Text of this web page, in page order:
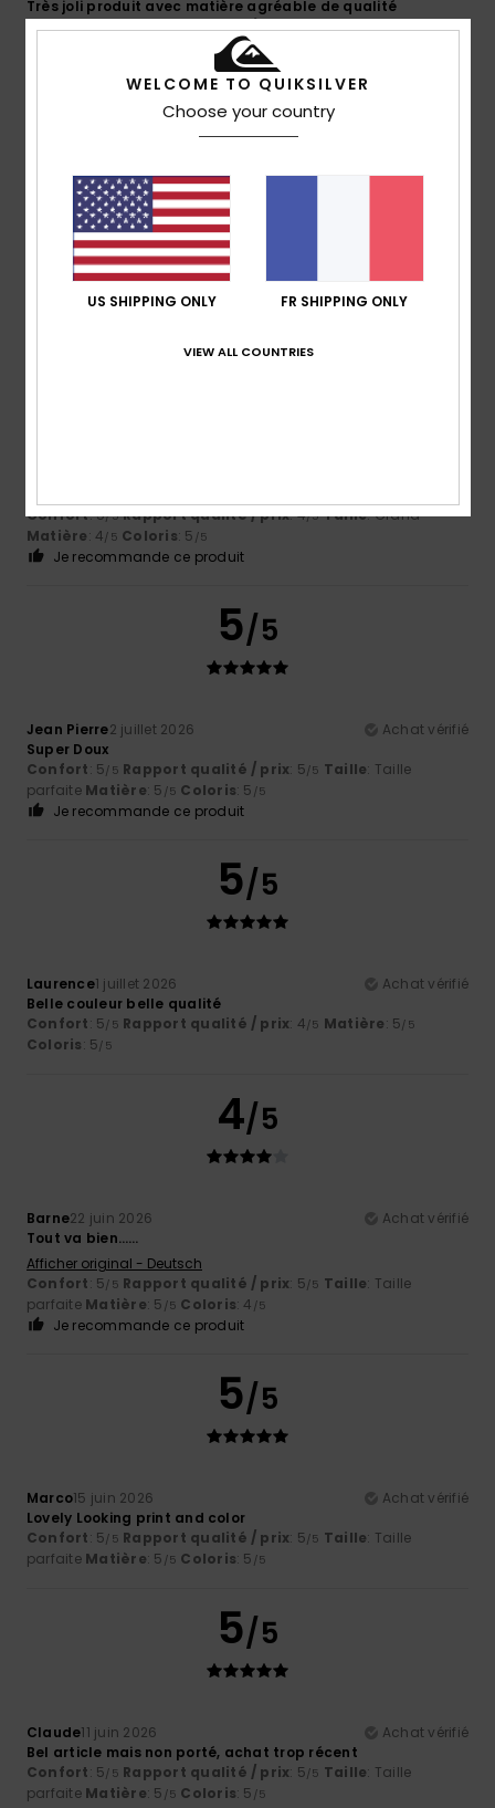
Très joli produit avec matière agréable de qualité
Confort: 5/5 Rapport qualité / prix: 4/5 Matière: 5/5
5/5
Romain6 juillet 2026
Parfait produit de qualité
Confort: 5/5 Rapport qualité / prix
parfaiteMatière: 5/5 Coloris /5
Je recommande ce produit
4
Confort: 5/5 Rapport qualité / prix: 4/5 Taille: Grand
Matière: 4/5 Coloris: 5 /5
Je recommande ce produit
5/5
Jean Pierre2 juillet 2026
Achat vérifié
Super Doux
Confort: 5/5 Rapport qualité / prix: 5/5 Taille: Taille
parfaite Matière: 5 /5 Coloris: 5 /5
Je recommande ce produit
5/5
Laurence1 juillet 2026
Achat vérifié
Belle couleur belle qualité
Confort: 5/5 Rapport qualité / prix: 4/5 Matière: 5/5
Coloris: 5/5
4/5
Barne22 juin 2026
Achat vérifié
Tout va bien……
Afficher original - Deutsch
Confort: 5/5 Rapport qualité / prix: 5/5 Taille: Taille
parfaite Matière: 5 /5 Coloris: 4 /5
Je recommande ce produit
5/5
Marco15 juin 2026
Achat vérifié
Lovely Looking print and color
Confort: 5/5 Rapport qualité / prix: 5/5 Taille: Taille
parfaite Matière: 5 /5 Coloris: 5 /5
5/5
Claude11 juin 2026
Achat vérifié
Bel article mais non porté, achat trop récent
Confort: 5/5 Rapport qualité / prix: 5/5 Taille: Taille
parfaite Matière: 5 /5 Coloris: 5 /5
WELCOME TO QUIKSILVER
Choose your country
US SHIPPING ONLY FR SHIPPING ONLY
VIEW ALL COUNTRIES